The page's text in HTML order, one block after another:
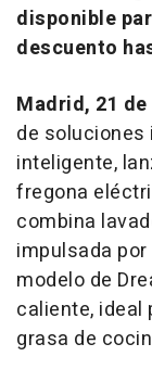
disponible
descuento
Madrid, 21
de soluciones
inteligente,
fregona
combina
impulsada
modelo de
caliente,
grasa de